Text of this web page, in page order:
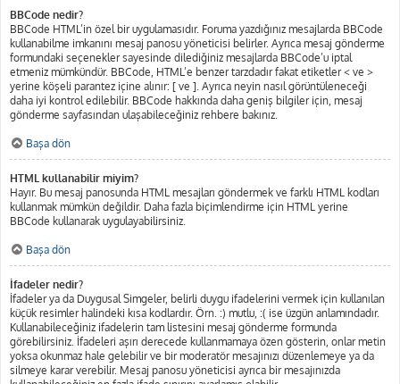
BBCode nedir?
BBCode HTML’in özel bir uygulamasıdır. Foruma yazdığınız mesajlarda BBCode
kullanabilme imkanını mesaj panosu yöneticisi belirler. Ayrıca mesaj gönderme
formundaki seçenekler sayesinde dilediğiniz mesajlarda BBCode’u iptal
etmeniz mümkündür. BBCode, HTML’e benzer tarzdadır fakat etiketler < ve >
yerine köşeli parantez içine alınır: [ ve ]. Ayrıca neyin nasıl görüntüleneceği
daha iyi kontrol edilebilir. BBCode hakkında daha geniş bilgiler için, mesaj
gönderme sayfasından ulaşabileceğiniz rehbere bakınız.
Başa dön
HTML kullanabilir miyim?
Hayır. Bu mesaj panosunda HTML mesajları göndermek ve farklı HTML kodları
kullanmak mümkün değildir. Daha fazla biçimlendirme için HTML yerine
BBCode kullanarak uygulayabilirsiniz.
Başa dön
İfadeler nedir?
İfadeler ya da Duygusal Simgeler, belirli duygu ifadelerini vermek için kullanılan
küçük resimler halindeki kısa kodlardır. Örn. :) mutlu, :( ise üzgün anlamındadır.
Kullanabileceğiniz ifadelerin tam listesini mesaj gönderme formunda
görebilirsiniz. İfadeleri aşırı derecede kullanmamaya özen gösterin, onlar metin
yoksa okunmaz hale gelebilir ve bir moderatör mesajınızı düzenlemeye ya da
silmeye karar verebilir. Mesaj panosu yöneticisi ayrıca bir mesajınızda